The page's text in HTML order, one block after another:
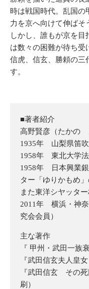
時は戦国時代。乱国
力を京へ向けて伸ばそ
しかし、誰もが京を
は数々の困難が待ち受
信虎、信玄、勝頼の三
す。
■著者紹介
高野賢彦（たかの
1935年 山梨県笛吹
1958年 東北大学法
1958年 日本興業銀
ター「ゆりかもめ
また東洋シヤッタ
2011年 横浜・神
究会会員）
主な著作
『 甲州・武田一族
『武田信玄夫人皇
『武田信玄 その
刷）